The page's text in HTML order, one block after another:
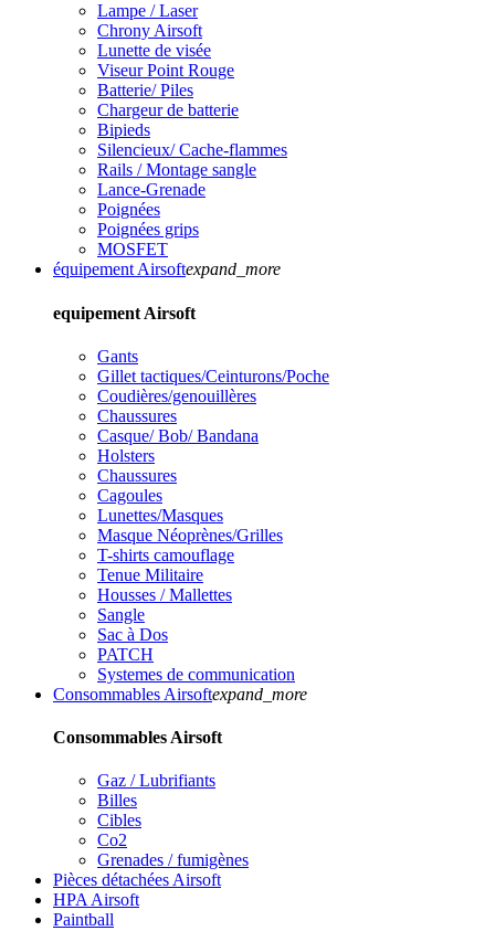
Lampe / Laser
Chrony Airsoft
Lunette de visée
Viseur Point Rouge
Batterie/ Piles
Chargeur de batterie
Bipieds
Silencieux/ Cache-flammes
Rails / Montage sangle
Lance-Grenade
Poignées
Poignées grips
MOSFET
équipement Airsoftexpand_more
equipement Airsoft
Gants
Gillet tactiques/Ceinturons/Poche
Coudières/genouillères
Chaussures
Casque/ Bob/ Bandana
Holsters
Chaussures
Cagoules
Lunettes/Masques
Masque Néoprènes/Grilles
T-shirts camouflage
Tenue Militaire
Housses / Mallettes
Sangle
Sac à Dos
PATCH
Systemes de communication
Consommables Airsoftexpand_more
Consommables Airsoft
Gaz / Lubrifiants
Billes
Cibles
Co2
Grenades / fumigènes
Pièces détachées Airsoft
HPA Airsoft
Paintball